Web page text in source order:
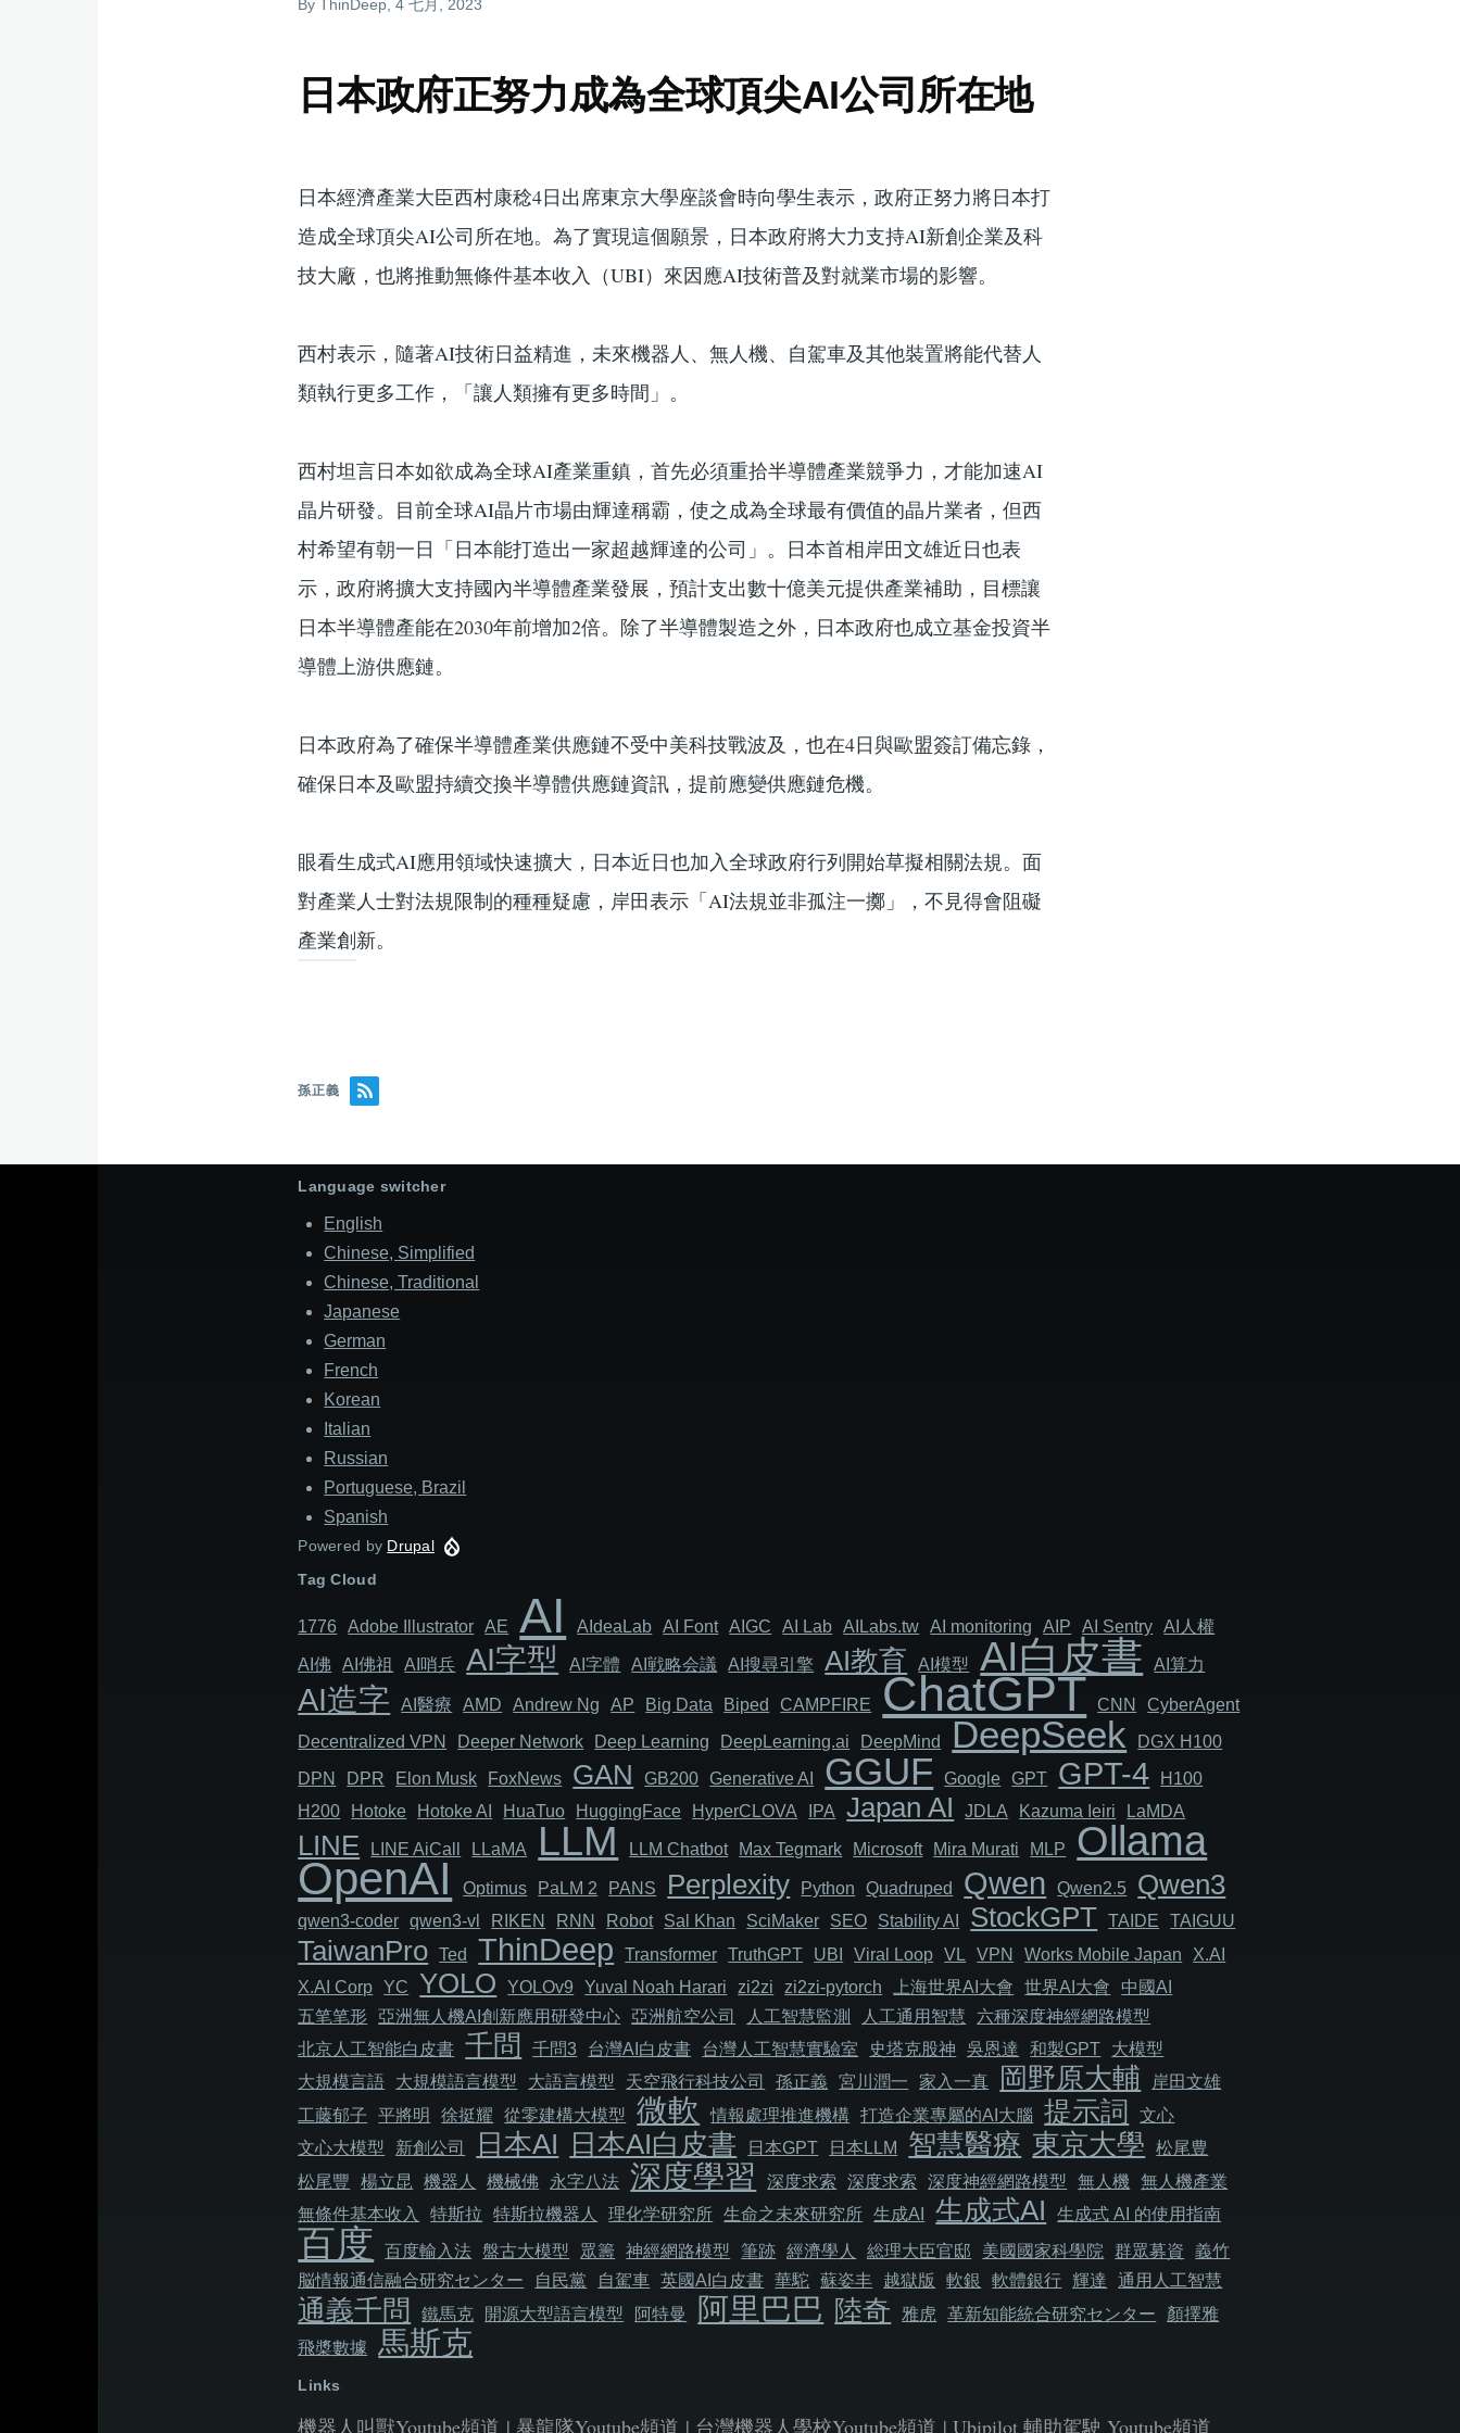
By ThinDeep , 4 七月, 2023
日本政府正努力成為全球頂尖AI公司所在地
日本經濟產業大臣西村康稔4日出席東京大學座談會時向學生表示，政府正努力將日本打
造成全球頂尖AI公司所在地。為了實現這個願景，日本政府將大力支持AI新創企業及科
技大廠，也將推動無條件基本收入（UBI）來因應AI技術普及對就業市場的影響。
西村表示，隨著AI技術日益精進，未來機器人、無人機、自駕車及其他裝置將能代替人
類執行更多工作，「讓人類擁有更多時間」。
西村坦言日本如欲成為全球AI產業重鎮，首先必須重拾半導體產業競爭力，才能加速AI
晶片研發。目前全球AI晶片市場由輝達稱霸，使之成為全球最有價值的晶片業者，但西
村希望有朝一日「日本能打造出一家超越輝達的公司」。日本首相岸田文雄近日也表
示，政府將擴大支持國內半導體產業發展，預計支出數十億美元提供產業補助，目標讓
日本半導體產能在2030年前增加2倍。除了半導體製造之外，日本政府也成立基金投資半
導體上游供應鏈。
日本政府為了確保半導體產業供應鏈不受中美科技戰波及，也在4日與歐盟簽訂備忘錄，
確保日本及歐盟持續交換半導體供應鏈資訊，提前應變供應鏈危機。
眼看生成式AI應用領域快速擴大，日本近日也加入全球政府行列開始草擬相關法規。面
對產業人士對法規限制的種種疑慮，岸田表示「AI法規並非孤注一擲」，不見得會阻礙
產業創新。
孫正義
Language switcher
English
Chinese, Simplified
Chinese, Traditional
Japanese
German
French
Korean
Italian
Russian
Portuguese, Brazil
Spanish
Powered by Drupal
Tag Cloud
1776 Adob​​e Illustrator AE AI AIdeaLab AI Font AIGC AI Lab AILabs.tw AI monitoring AIP AI Sentry AI人權
AI佛 AI佛祖 AI哨兵 AI字型 AI字體 AI戦略会議 AI搜尋引擎 AI教育 AI模型 AI白皮書 AI算力
AI造字 AI醫療 AMD Andrew Ng AP Big Data Biped CAMPFIRE ChatGPT CNN
Cyber​​Agent
Decentralized VPN
Deeper Network Deep Learning DeepLearning.ai DeepMind DeepSeek
DGX H100
DPN
DPR Elon Musk FoxNews GAN GB200 Generative AI GGUF Google GPT GPT-4
H100
H200
Hotoke Hotoke AI HuaTuo HuggingFace HyperCLOVA IPA Japan AI JDLA Kazuma Ieiri LaMDA
LINE LINE AiCall LLaMA LLM LLM Chatbot Max Tegmark Microsoft Mira Murati MLP Ollama
OpenAI Optimus PaLM 2 PANS Perplexity Python Quadruped Qwen Qwen2.5 Qwen3
qwen3-coder qwen3-vl RIKEN RNN Robot Sal Khan SciMaker SEO Stability AI StockGPT TAIDE TAIGUU
TaiwanPro Ted ThinDeep Transformer TruthGPT UBI Viral Loop VL VPN Works Mobile Japan
X.AI
X.AI Corp
YC YOLO YOLOv9 Yuval Noah Harari zi2zi zi2zi-pytorch 上海世界AI大會 世界AI大會
中國AI
五笔笔形
亞洲無人機AI創新應用研發中心 亞洲航空公司 人工智慧監測 人工通用智慧
六種深度神經網路模型
北京人工智能白皮書
千問 千問3 台灣AI白皮書 台灣人工智慧實驗室 史塔克股神 吳恩達 和製GPT
大模型
大規模言語
大規模語言模型 大語言模型 天空飛行科技公司 孫正義 宮川潤一 家入一真 岡野原大輔
岸田文雄
工藤郁子
平將明 徐挺耀 從零建構大模型 微軟 情報處理推進機構 打造企業專屬的AI大腦 提示詞
文心
文心大模型
新創公司 日本AI 日本AI白皮書 日本GPT 日本LLM 智慧醫療 東京大學
松尾豊
松尾豐
楊立昆 機器人 機械佛 永字八法 深度學習 深度求索 深度求索 深度神經網路模型 無人機
無人機產業
無條件基本收入
特斯拉 特斯拉機器人 理化学研究所 生命之未來研究所 生成AI 生成式AI 生成式 AI 的使用指南
百度 百度輸入法 盤古大模型 眾籌 神經網路模型 筆跡 經濟學人 総理大臣官邸 美國國家科學院 群眾募資
義竹
脳情報通信融合研究センター
自民黨 自駕車 英國AI白皮書 華駝 蘇姿丰 越獄版 軟銀 軟體銀行 輝達 通用人工智慧
通義千問 鐵馬克 開源大型語言模型 阿特曼 阿里巴巴 陸奇 雅虎 革新知能統合研究センター
顏擇雅
飛槳數據
馬斯克
Links
機器人叫獸Youtube頻道 | 暴龍隊Youtube頻道 | 台灣機器人學校Youtube頻道 |Ubipilot 輔助駕駛 Youtube頻道